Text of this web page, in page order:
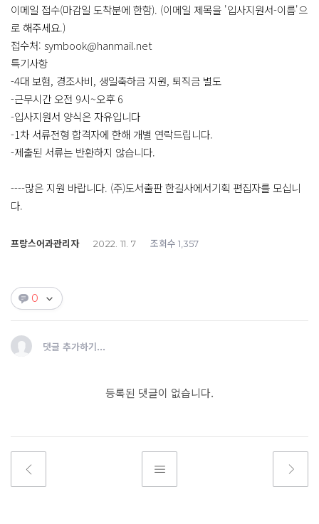
이메일 접수(마감일 도착분에 한함). (이메일 제목을 '입사지원서-이름'으
로 해주세요.)
접수처: symbook@hanmail.net
특기사항
-4대 보험, 경조사비, 생일축하금 지원, 퇴직금 별도
-근무시간 오전 9시~오후 6
-입사지원서 양식은 자유입니다
-1차 서류전형 합격자에 한해 개별 연락드립니다.
-제출된 서류는 반환하지 않습니다.
----많은 지원 바랍니다. (주)도서출판 한길사에서기획 편집자를 모십니
다.
프랑스어과관리자 2022. 11. 7 조회수 1,357
0
댓글 추가하기...
등록된 댓글이 없습니다.